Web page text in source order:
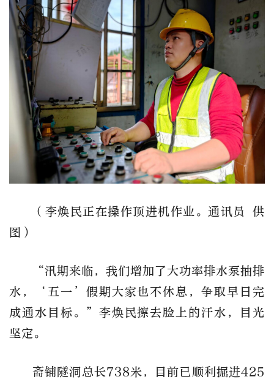
（李焕民正在操作顶进机作业。通讯员 供
图）
“汛期来临，我们增加了大功率排水泵抽排
水，‘五一’假期大家也不休息，争取早日完
成通水目标。”李焕民擦去脸上的汗水，目光
坚定。
斋铺隧洞总长738米，目前已顺利掘进425